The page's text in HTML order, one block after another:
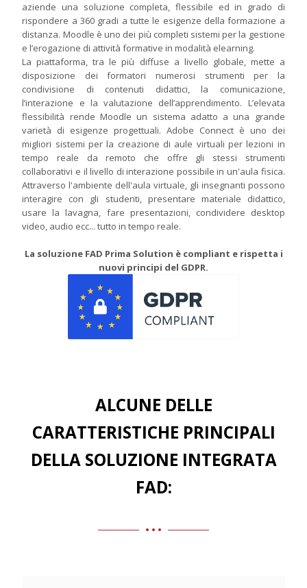
aziende una soluzione completa, flessibile ed in grado di
rispondere a 360 gradi a tutte le esigenze della formazione a
distanza. Moodle è uno dei più completi sistemi per la gestione
e l’erogazione di attività formative in modalità elearning.
La piattaforma, tra le più diffuse a livello globale, mette a
disposizione dei formatori numerosi strumenti per la
condivisione di contenuti didattici, la comunicazione,
l’interazione e la valutazione dell’apprendimento. L’elevata
flessibilità rende Moodle un sistema adatto a una grande
varietà di esigenze progettuali. Adobe Connect è uno dei
migliori sistemi per la creazione di aule virtuali per lezioni in
tempo reale da remoto che offre gli stessi strumenti
collaborativi e il livello di interazione possibile in un'aula fisica.
Attraverso l'ambiente dell'aula virtuale, gli insegnanti possono
interagire con gli studenti, presentare materiale didattico,
usare la lavagna, fare presentazioni, condividere desktop
video, audio ecc... tutto in tempo reale.
La soluzione FAD Prima Solution è compliant e rispetta i
nuovi principi del GDPR.
ALCUNE DELLE
CARATTERISTICHE PRINCIPALI
DELLA SOLUZIONE INTEGRATA
FAD: